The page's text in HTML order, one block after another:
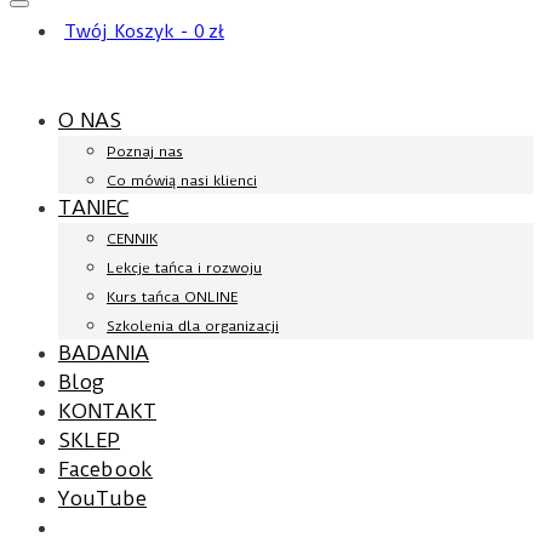
Twój Koszyk - 0 zł
O NAS
Poznaj nas
Co mówią nasi klienci
TANIEC
CENNIK
Lekcje tańca i rozwoju
Kurs tańca ONLINE
Szkolenia dla organizacji
BADANIA
Blog
KONTAKT
SKLEP
Facebook
YouTube